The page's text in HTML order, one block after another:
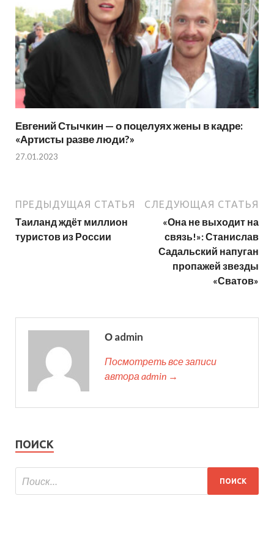
Евгений Стычкин — о поцелуях жены в кадре:
«Артисты разве люди?»
27.01.2023
ПРЕДЫДУЩАЯ СТАТЬЯ
Таиланд ждёт миллион
туристов из России
СЛЕДУЮЩАЯ СТАТЬЯ
«Она не выходит на
связь!»: Станислав
Садальский напуган
пропажей звезды
«Сватов»
О admin
Посмотреть все записи
автора admin →
ПОИСК